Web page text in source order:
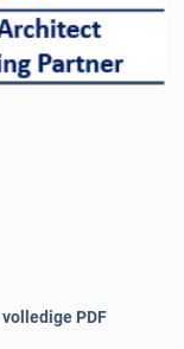
volledige PDF